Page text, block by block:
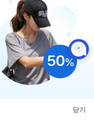
닫기
마이페이지